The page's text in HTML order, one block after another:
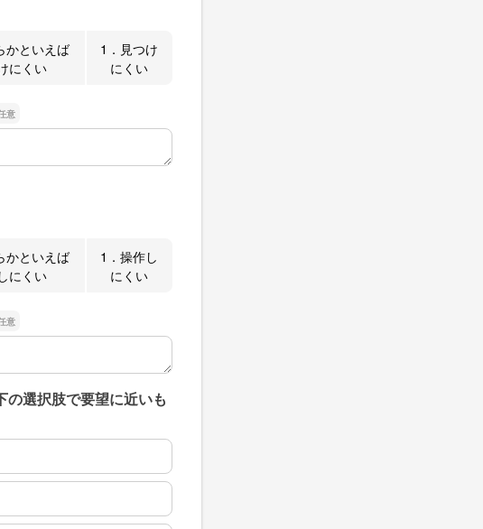
かといえば
にくい
1．見つけ
にくい
かといえば
にくい
1．操作し
にくい
選択肢で要望に近いも